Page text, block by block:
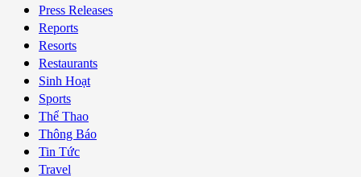
Press Releases
Reports
Resorts
Restaurants
Sinh Hoạt
Sports
Thể Thao
Thông Báo
Tin Tức
Travel